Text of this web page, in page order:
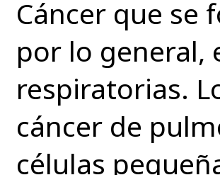
Cáncer que se
por lo general,
respiratorias.
cáncer de
células